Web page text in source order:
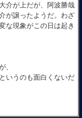
介が上だが、阿波勝哉
が譲ったようだ。わざ
な現象がこの日は起き
、
いうのも面白くないだ